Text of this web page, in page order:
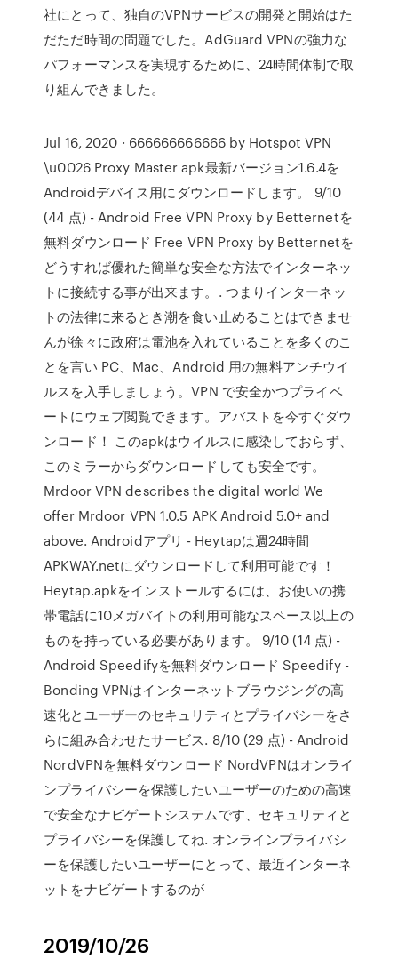
社にとって、独自のVPNサービスの開発と開始はた
だただ時間の問題でした。AdGuard VPNの強力な
パフォーマンスを実現するために、24時間体制で取
り組んできました。
Jul 16, 2020 · 666666666666 by Hotspot VPN
\u0026 Proxy Master apk最新バージョン1.6.4を
Androidデバイス用にダウンロードします。 9/10
(44 点) - Android Free VPN Proxy by Betternetを
無料ダウンロード Free VPN Proxy by Betternetを
どうすれば優れた簡単な安全な方法でインターネッ
トに接続する事が出来ます。. つまりインターネッ
トの法律に来るとき潮を食い止めることはできませ
んが徐々に政府は電池を入れていることを多くのこ
とを言い PC、Mac、Android 用の無料アンチウイ
ルスを入手しましょう。VPN で安全かつプライベ
ートにウェブ閲覧できます。アバストを今すぐダウ
ンロード！ このapkはウイルスに感染しておらず、
このミラーからダウンロードしても安全です。
Mrdoor VPN describes the digital world We
offer Mrdoor VPN 1.0.5 APK Android 5.0+ and
above. Androidアプリ - Heytapは週24時間
APKWAY.netにダウンロードして利用可能です！
Heytap.apkをインストールするには、お使いの携
帯電話に10メガバイトの利用可能なスペース以上の
ものを持っている必要があります。 9/10 (14 点) -
Android Speedifyを無料ダウンロード Speedify -
Bonding VPNはインターネットブラウジングの高
速化とユーザーのセキュリティとプライバシーをさ
らに組み合わせたサービス. 8/10 (29 点) - Android
NordVPNを無料ダウンロード NordVPNはオンライ
ンプライバシーを保護したいユーザーのための高速
で安全なナビゲートシステムです、セキュリティと
プライバシーを保護してね. オンラインプライバシ
ーを保護したいユーザーにとって、最近インターネ
ットをナビゲートするのが
2019/10/26